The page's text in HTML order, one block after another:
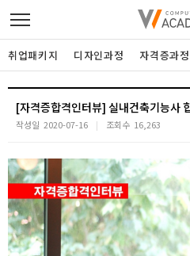
디자인정규과정
게임과정
자격증과정
취업패키지 디자인과정 자격증과정
[자격증합격인터뷰] 실내건축기능사
작성일 2020-07-16 조회수 16,263